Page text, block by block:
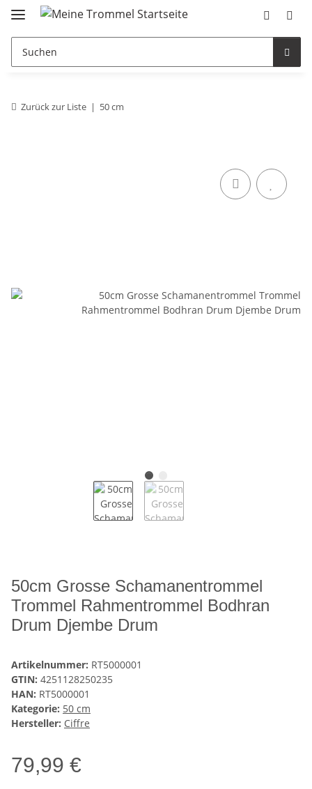
Zurück zur Liste 50 cm
50cm Grosse Schamanentrommel
Trommel Rahmentrommel Bodhran
Drum Djembe Drum
Artikelnummer: RT5000001
GTIN: 4251128250235
HAN: RT5000001
Kategorie: 50 cm
Hersteller: Ciffre
79,99 €